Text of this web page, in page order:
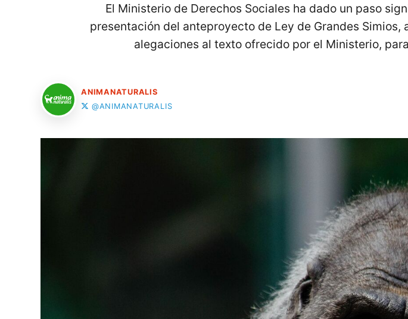
El Ministerio de Derechos Sociales ha dado un paso
presentación del anteproyecto de Ley de Grandes
alegaciones al texto ofrecido por el Ministerio,
ANIMANATURALIS
@ANIMANATURALIS